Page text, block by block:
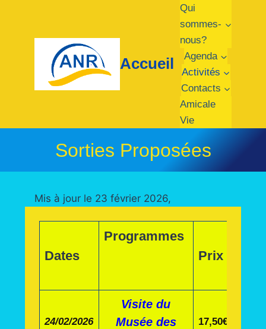
Accueil
Qui
sommes-
nous?
Agenda
Activités
Contacts
Amicale
Vie
Sorties Proposées
Mis à jour le 23 février 2026,
Dates
Programmes
Prix
24/02/2026
Visite du
Musée des
17,50€